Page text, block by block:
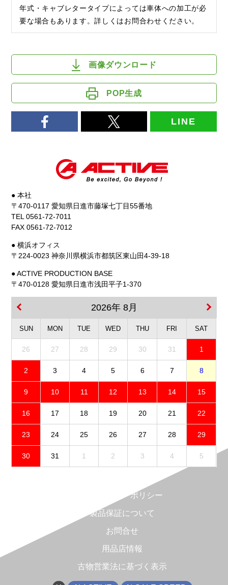
年式・キャブレタータイプによっては車体への加工が必
要な場合もあります。詳しくはお問合わせください。
画像ダウンロード
POP生成
LINE
● 本社
〒470-0117 愛知県日進市藤塚七丁目55番地
TEL 0561-72-7011
FAX 0561-72-7012
● 横浜オフィス
〒224-0023 神奈川県横浜市都筑区東山田4-39-18
● ACTIVE PRODUCTION BASE
〒470-0128 愛知県日進市浅田平子1-370
2026年 8月
SUN MON TUE WED THU FRI SAT
26 27 28 29 30 31 1
2 3 4 5 6 7 8
9 10 11 12 13 14 15
16 17 18 19 20 21 22
23 24 25 26 27 28 29
30 31 1 2 3 4 5
プライバシーポリシー
製品保証について
お問合せ
用品店情報
古物営業法に基づく表示